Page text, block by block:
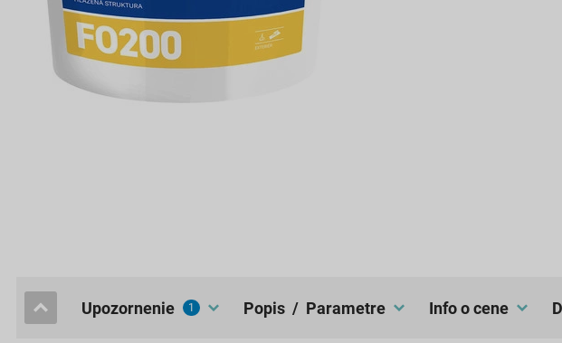
popis / Parametre
upozornenie 1 Info o cene